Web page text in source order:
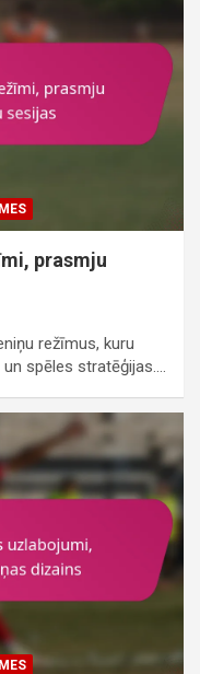
prasmju
režīmus, kuru
spēles stratēģijas.…